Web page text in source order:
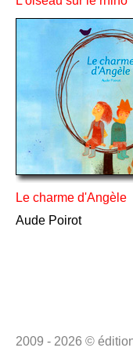
Le charme d'Angèle
Aude Poirot
2009 - 2026 ©